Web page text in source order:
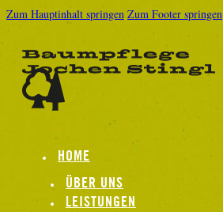
Zum Hauptinhalt springen Zum Footer springen
HOME
ÜBER UNS
LEISTUNGEN